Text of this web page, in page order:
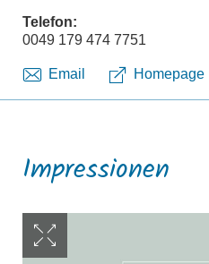
Telefon:
0049 179 474 7751
Email Homepage
Impressionen